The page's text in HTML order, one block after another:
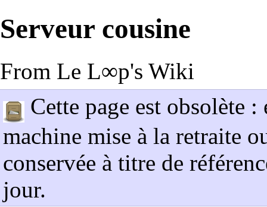
Serveur cousine
From Le L∞p's Wiki
Cette page est obsolète
machine mise à la retraite
conservée à titre de
jour.